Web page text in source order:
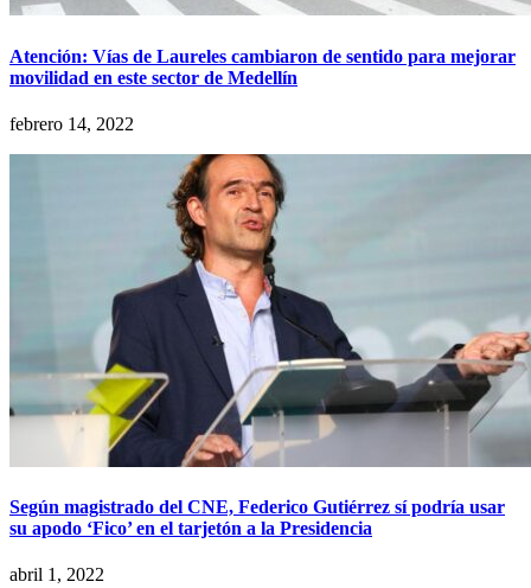
Atención: Vías de Laureles cambiaron de sentido para mejorar
movilidad en este sector de Medellín
febrero 14, 2022
Según magistrado del CNE, Federico Gutiérrez sí podría usar
su apodo ‘Fico’ en el tarjetón a la Presidencia
abril 1, 2022